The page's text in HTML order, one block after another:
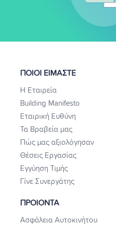
ΠΟΙΟΙ ΕΙΜΑΣΤΕ
Η Εταιρεία
Building Manifesto
Εταιρική Ευθύνη
Τα Βραβεία μας
Πώς μας αξιολόγησαν
Θέσεις Εργασίας
Εγγύηση Τιμής
Γίνε Συνεργάτης
ΠΡΟΙΟΝΤΑ
Ασφάλεια Αυτοκινήτου